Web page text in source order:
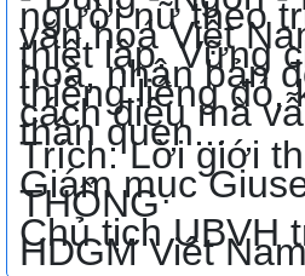
người nữ theo
văn hoá Việt
thiết lập. Vững
hoà, nhân bản
thiêng liêng đó,
cách điệu mà
thân quen...
Trích: Lời giới
Giám mục
THỐNG
Chủ tịch UBVH
HDGM Việt